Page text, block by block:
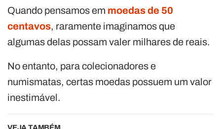
Quando pensamos em moedas de 50
centavos, raramente imaginamos que
algumas delas possam valer milhares de reais.
No entanto, para colecionadores e
numismatas, certas moedas possuem um valor
inestimável.
VEJA TAMBÉM